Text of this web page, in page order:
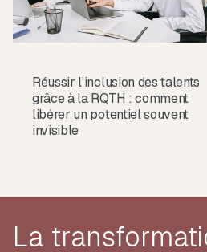
Réussir l’inclusion des talents
grâce à la RQTH : comment
libérer un potentiel souvent
invisible
La